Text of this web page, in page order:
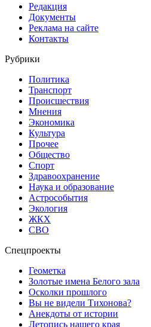
Редакция
Документы
Реклама на сайте
Контакты
Рубрики
Политика
Транспорт
Происшествия
Мнения
Экономика
Культура
Прочее
Общество
Спорт
Здравоохранение
Наука и образование
Астрособытия
Экология
ЖКХ
СВО
Спецпроекты
Геометка
Золотые имена Белого зала
Осколки прошлого
Вы не видели Тихонова?
Анекдоты от истории
Летопись нашего края